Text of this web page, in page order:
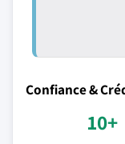
Confiance &
10+